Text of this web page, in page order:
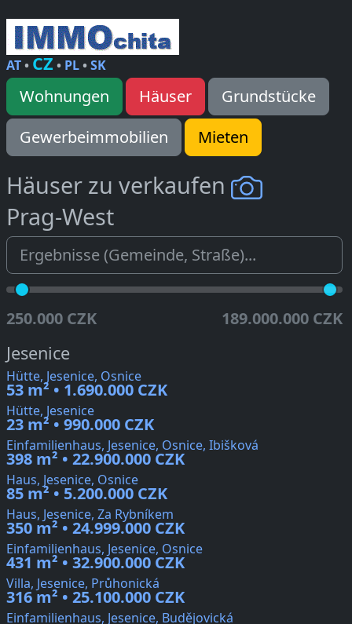
AT• CZ • PL•SK
Wohnungen Häuser
Grundstücke
Gewerbeimmobilien
Mieten
Häuser zu verkaufen
Prag-West
250.000 CZK 189.000.000 CZK
Jesenice
Hütte, Jesenice, Osnice
53 m² • 1.690.000 CZK
Hütte, Jesenice
23 m² • 990.000 CZK
Einfamilienhaus, Jesenice, Osnice, Ibišková
398 m² • 22.900.000 CZK
Haus, Jesenice, Osnice
85 m² • 5.200.000 CZK
Haus, Jesenice, Za Rybníkem
350 m² • 24.999.000 CZK
Einfamilienhaus, Jesenice, Osnice
431 m² • 32.900.000 CZK
Villa, Jesenice, Průhonická
316 m² • 25.100.000 CZK
Einfamilienhaus, Jesenice, Budějovická